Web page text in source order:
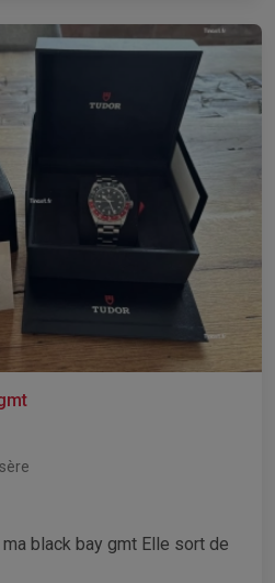
black bay gmt Elle sort de